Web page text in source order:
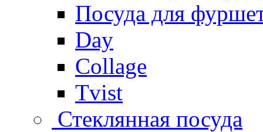
Посуда для
Day
Collage
Tvist
Стеклянная посуда